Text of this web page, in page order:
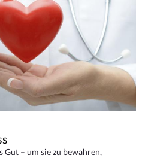
Gut – um sie zu bewahren,